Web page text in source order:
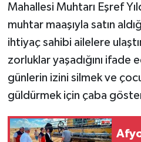
Mahallesi Muhtarı Eşref
muhtar maaşıyla satın
ihtiyaç sahibi ailelere
zorluklar yaşadığını ifade
günlerin izini silmek ve
güldürmek için çaba